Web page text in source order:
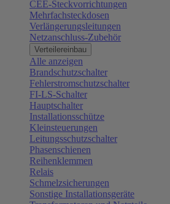
CEE-Steckvorrichtungen
Mehrfachsteckdosen
Verlängerungsleitungen
Netzanschluss-Zubehör
Verteilereinbau
Alle anzeigen
Brandschutzschalter
Fehlerstromschutzschalter
FI-LS-Schalter
Hauptschalter
Installationsschütze
Kleinsteuerungen
Leitungsschutzschalter
Phasenschienen
Reihenklemmen
Relais
Schmelzsicherungen
Sonstige Installationsgeräte